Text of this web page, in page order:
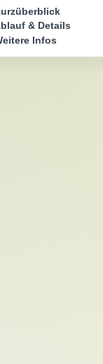
& Details
Infos